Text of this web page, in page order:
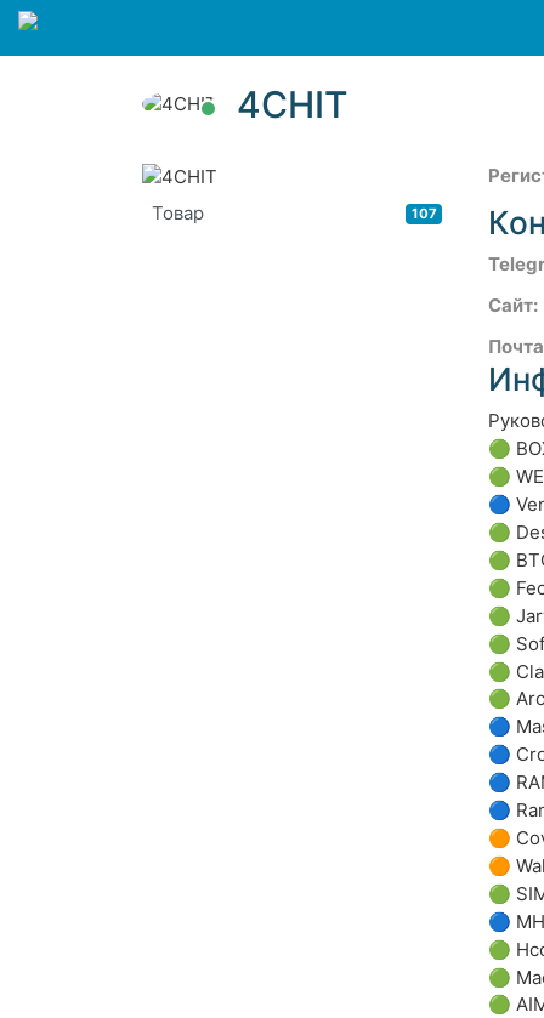
4CHIT
Товар 107
Сайт:
🟢
🟢
🔵
🟢
🟢
🟢
🟢
🟢
🟢
🟢
🔵
🔵
🔵
🔵
🟠
🟠
🟢
🔵 MH
🟢
🟢
🟢